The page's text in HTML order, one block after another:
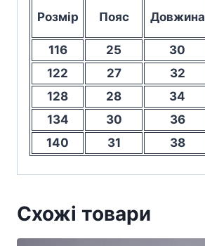
Розмір Пояс Довжина
116
25 30
122
27 32
128
28 34
134
30 36
140
31 38
Схожі товари